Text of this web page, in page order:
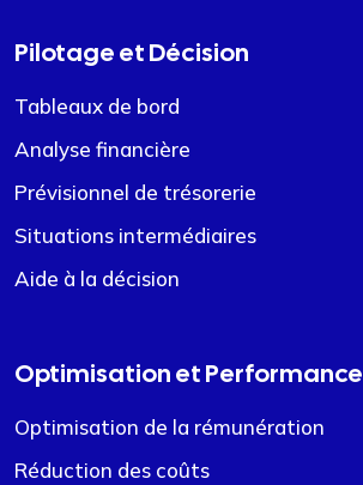
Pilotage et Décision
Tableaux de bord
Analyse financière
Prévisionnel de trésorerie
Situations intermédiaires
Aide à la décision
Optimisation et Performance
Optimisation de la rémunération
Réduction des coûts